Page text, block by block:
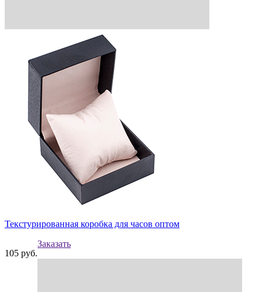
Текстурированная коробка для часов оптом
105 руб.
Заказать